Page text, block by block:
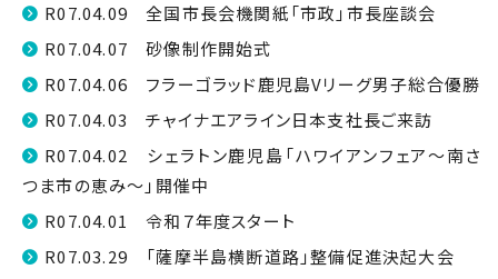
R07.04.09 全国市長会機関紙「市政」市長座談会
R07.04.07 砂像制作開始式
R07.04.06 フラーゴラッド鹿児島Vリーグ男子総合優勝
R07.04.03 チャイナエアライン日本支社長ご来訪
R07.04.02 シェラトン鹿児島「ハワイアンフェア〜南さ
つま市の恵み〜」開催中
R07.04.01 令和７年度スタート
R07.03.29 「薩摩半島横断道路」整備促進決起大会